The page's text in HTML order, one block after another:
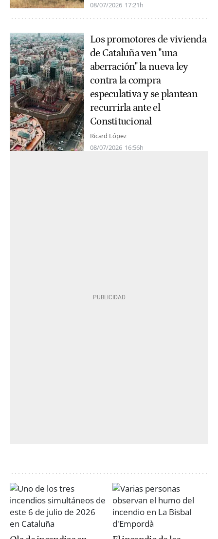
08/07/2026 17:21h
Los promotores de vivienda
de Cataluña ven "una
aberración" la nueva ley
contra la compra
especulativa y se plantean
recurrirla ante el
Constitucional
Ricard López
08/07/2026 16:56h